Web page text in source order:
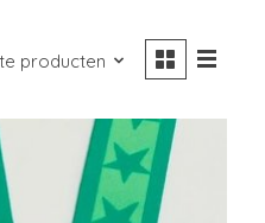
producten